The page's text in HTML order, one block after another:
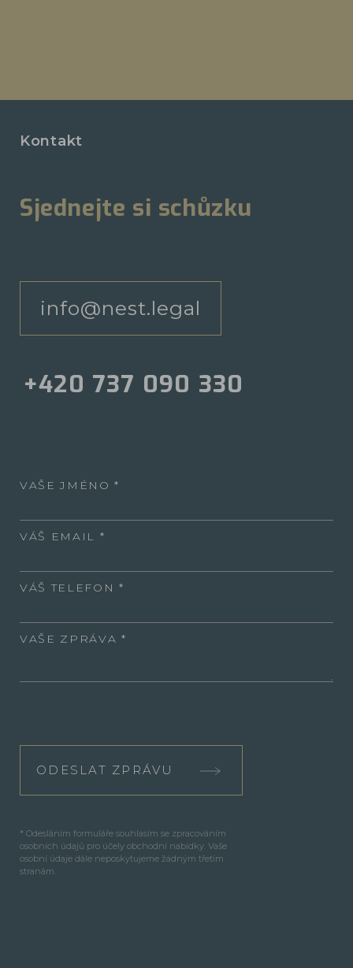
Kontakt
Sjednejte si schůzku
info@nest.legal
+420 737 090 330
VAŠE JMÉNO
VÁŠ EMAIL
VÁŠ TELEFON
VAŠE ZPRÁVA
ODESLAT ZPRÁVU
* Odesláním formuláře souhlasím se zpracováním
osobních údajů pro účely obchodní nabídky. Vaše
osobní údaje dále neposkytujeme žádným třetím
stranám.